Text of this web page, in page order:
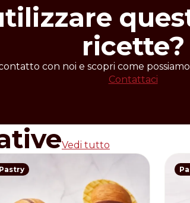
ricette?
con noi e scopri come
Contattaci
Vedi tutto
Pastry